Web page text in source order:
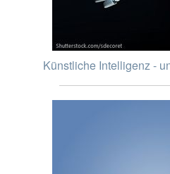
Künstliche Intelligenz -